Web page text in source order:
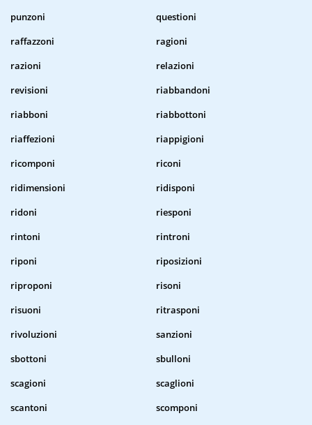
punzoni
questioni
raffazzoni
ragioni
razioni
relazioni
revisioni
riabbandoni
riabboni
riabbottoni
riaffezioni
riappigioni
ricomponi
riconi
ridimensioni
ridisponi
ridoni
riesponi
rintoni
rintroni
riponi
riposizioni
riproponi
risoni
risuoni
ritrasponi
rivoluzioni
sanzioni
sbottoni
sbulloni
scagioni
scaglioni
scantoni
scomponi